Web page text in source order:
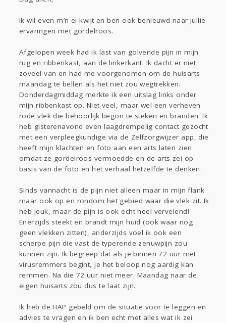
Lezen
Ik wil even m’n ei kwijt en ben ook benieuwd naar jullie
ervaringen met gordelroos.
Afgelopen week had ik last van golvende pijn in mijn
rug en ribbenkast, aan de linkerkant. Ik dacht er niet
zoveel van en had me voorgenomen om de huisarts
maandag te bellen als het niet zou wegtrekken.
Donderdagmiddag merkte ik een uitslag links onder
mijn ribbenkast op. Niet veel, maar wel een verheven
rode vlek die behoorlijk begon te steken en branden. Ik
heb gisterenavond even laagdrempelig contact gezocht
met een verpleegkundige via de Zelfzorgwijzer app, die
heeft mijn klachten en foto aan een arts laten zien
omdat ze gordelroos vermoedde en de arts zei op
basis van de foto en het verhaal hetzelfde te denken.
Sinds vannacht is de pijn niet alleen maar in mijn flank
maar ook op en rondom het gebied waar die vlek zit. Ik
heb jeuk, maar de pijn is ook echt heel vervelend!
Enerzijds steekt en brandt mijn huid (ook waar nog
geen vlekken zitten), anderzijds voel ik ook een
scherpe pijn die vast de typerende zenuwpijn zou
kunnen zijn. Ik begreep dat als je binnen 72 uur met
virusremmers begint, je het beloop nog aardig kan
remmen. Na die 72 uur niet meer. Maandag naar de
eigen huisarts zou dus te laat zijn.
Ik heb de HAP gebeld om de situatie voor te leggen en
advies te vragen en ik ben echt met alles wat ik zei